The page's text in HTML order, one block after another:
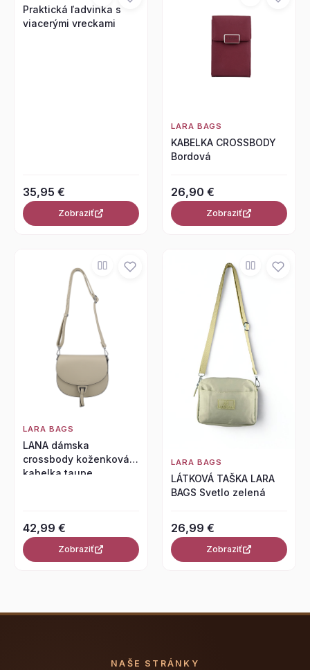
Praktická ľadvinka s
viacerými vreckami
35,95 €
Zobraziť
LARA BAGS
KABELKA CROSSBODY
Bordová
26,90 €
Zobraziť
LARA BAGS
LANA dámska
crossbody koženková
kabelka taupe
42,99 €
Zobraziť
LARA BAGS
LÁTKOVÁ TAŠKA LARA
BAGS Svetlo zelená
26,99 €
Zobraziť
NAŠE STRÁNKY